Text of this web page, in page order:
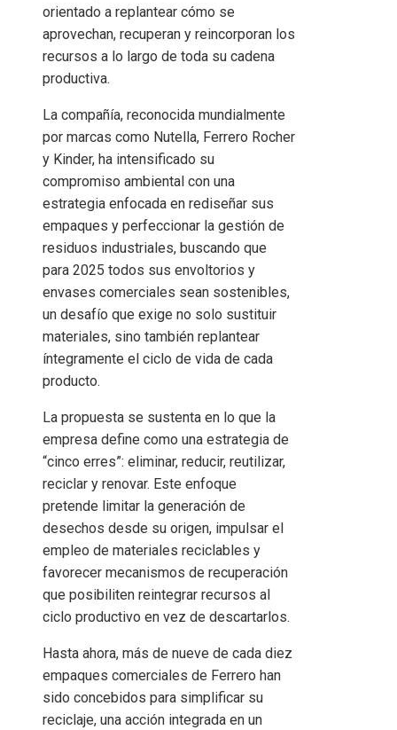
orientado a replantear cómo se
aprovechan, recuperan y reincorporan los
recursos a lo largo de toda su cadena
productiva.
La compañía, reconocida mundialmente
por marcas como Nutella, Ferrero Rocher
y Kinder, ha intensificado su
compromiso ambiental con una
estrategia enfocada en rediseñar sus
empaques y perfeccionar la gestión de
residuos industriales, buscando que
para 2025 todos sus envoltorios y
envases comerciales sean sostenibles,
un desafío que exige no solo sustituir
materiales, sino también replantear
íntegramente el ciclo de vida de cada
producto.
La propuesta se sustenta en lo que la
empresa define como una estrategia de
“cinco erres”: eliminar, reducir, reutilizar,
reciclar y renovar. Este enfoque
pretende limitar la generación de
desechos desde su origen, impulsar el
empleo de materiales reciclables y
favorecer mecanismos de recuperación
que posibiliten reintegrar recursos al
ciclo productivo en vez de descartarlos.
Hasta ahora, más de nueve de cada diez
empaques comerciales de Ferrero han
sido concebidos para simplificar su
reciclaje, una acción integrada en un